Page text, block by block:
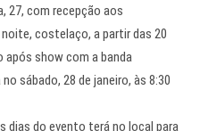
27, com recepção aos
costelaço, a partir das 20
após show com a banda
sábado, 28 de janeiro, às 8:30
dias do evento terá no local para